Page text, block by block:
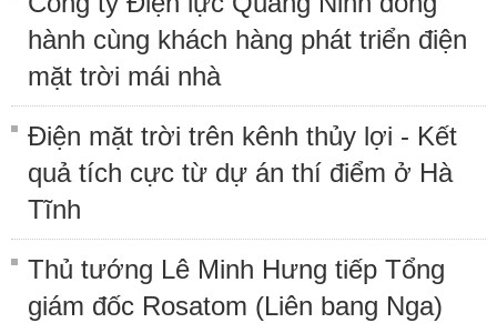
hành cùng khách hàng phát triển điện
mặt trời mái nhà
Điện mặt trời trên kênh thủy lợi - Kết
quả tích cực từ dự án thí điểm ở Hà
Tĩnh
Thủ tướng Lê Minh Hưng tiếp Tổng
giám đốc Rosatom (Liên bang Nga)